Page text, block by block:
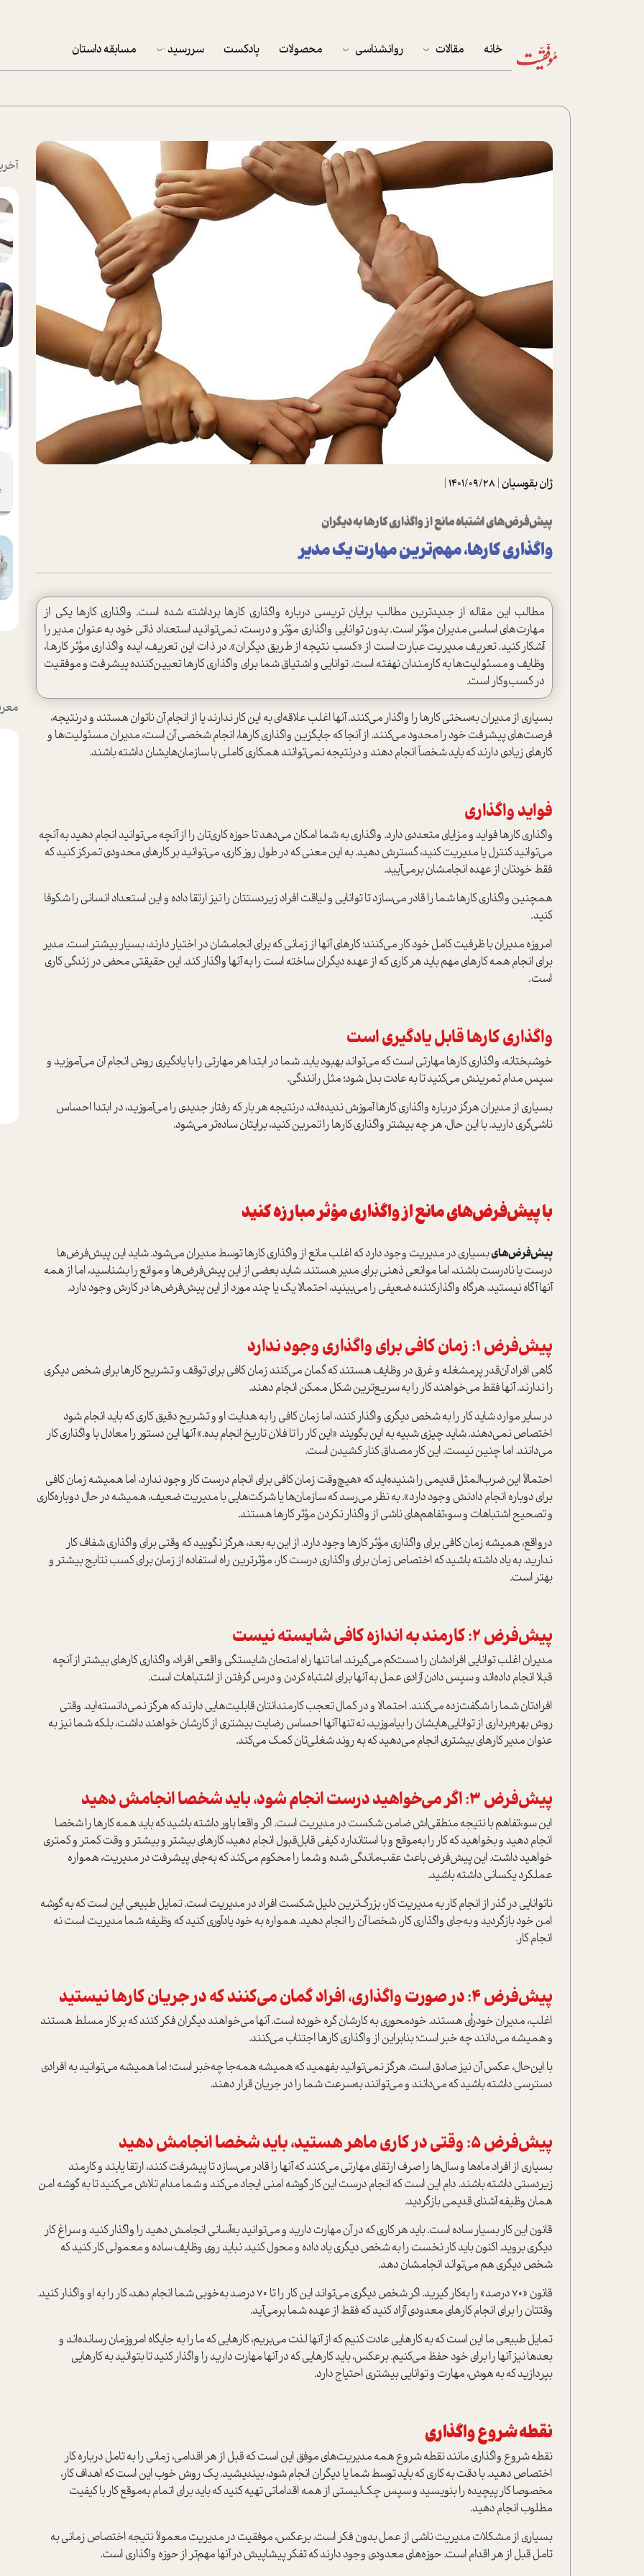
خانه مقالات
پرونده ویژه
زندگی
پلاس
تحلیل فیلم
شیوانا
داستان
روانشناسی محصولات پادکست سررسید
پکيج نوروزي موفقيت
تقویم رومیزی
تقویم دیواری
مسابقه داستان
ژان بقوسيان |
1401/09/28
|
پيش‌فرض‌هاي اشتباه مانع از واگذاری کارها به دیگران
واگذاری کارها، مهم‌ترین مهارت یک مدیر
مطالب این مقاله از جدیدترین مطالب برایان تریسی درباره واگذاری کارها برداشته شده است. واگذاری کارها یکی از
مهارت‌های اساسی مدیران مؤثر است. بدون توانایی واگذاری مؤثر و درست، نمی‌توانید استعداد ذاتی خود به عنوان مدیر را
آشکار کنید. تعریف مدیریت عبارت است از «کسب نتیجه از طریق دیگران». در ذات این تعریف، ایده واگذاری مؤثر کارها،
وظایف و مسئولیت‌ها به کارمندان نهفته است. توانایی و اشتیاق شما برای واگذاری کارها تعیین‌کننده پیشرفت و موفقیت
در کسب‌وکار است.
بسیاری از مدیران به‌سختی کارها را واگذار می‌کنند. آنها اغلب علاقه‌ای به این کار ندارند یا از انجام آن ناتوان هستند و درنتیجه،
فرصت‌های پیشرفت خود را محدود می‌کنند. از آنجا که جایگزین واگذاری کارها، انجام شخصی آن است، مدیران مسئولیت‌ها و
کارهای زیادی دارند که باید شخصاً انجام دهند و درنتیجه نمی‌توانند همکاری کاملی با سازمان‌هایشان داشته باشند.
فواید واگذاری
واگذاری کارها فواید و مزایای متعددی دارد. واگذاری به شما امکان می‌دهد تا حوزه کاری‌تان را از آنچه می‌توانید انجام دهید به آنچه
می‌توانید کنترل یا مدیریت کنید، گسترش دهید. به این معنی که در طول روز کاری، می‌توانید بر کارهای محدودی تمرکز کنید که
فقط خودتان از عهده انجامشان برمی‌آیید.
همچنین واگذاری کارها شما را قادر می‌سازد تا توانایی و لیاقت افراد زیردستتان را نیز ارتقا داده و این استعداد انسانی را شکوفا
کنید.
امروزه مدیران با ظرفیت کامل خود کار می‌کنند؛ کارهای آنها از زمانی که برای انجامشان در اختیار دارند، بسیار بیشتر است. مدیر
برای انجام همه کارهای مهم باید هر کاری که از عهده دیگران ساخته است را به آنها واگذار کند. این حقیقتی محض در زندگی کاری
است.
واگذاری کارها قابل یادگیری است
خوشبختانه، واگذاری کارها مهارتی است که می‌تواند بهبود یابد. شما در ابتدا هر مهارتی را با یادگیری روش انجام آن می‌آموزید و
سپس مدام تمرینش می‌کنید تا به عادت بدل شود؛ مثل رانندگی.
بسیاری از مدیران هرگز درباره واگذاری کارها آموزش ندیده‌اند، درنتیجه هر بار که رفتار جدیدی را می‌آموزید، در ابتدا احساس
ناشی‌گری دارید. با این حال، هر چه بیشتر واگذاری کارها را تمرین کنید، برایتان ساده‌تر می‌شود.
با پيش‌فرض‌های مانع از واگذاری مؤثر مبارزه کنید
پيش‌فرض‌هایبسیاری در مدیریت وجود دارد که اغلب مانع از واگذاری کارها توسط مدیران می‌شود. شاید این پيش‌فرض‌ها
درست یا نادرست باشند، اما موانعی ذهنی برای مدیر هستند. شاید بعضی از این پيش‌فرض‌ها و موانع را بشناسید، اما از همه
آنها آگاه نیستید. هرگاه واگذارکننده ضعیفی را می‌بینید، احتمالا یک یا چند مورد از این پيش‌فرض‌ها در کارش وجود دارد.
پيش‌فرض 1: زمان کافی برای واگذاری وجود ندارد
گاهی افراد آن‌قدر پرمشغله و غرق در وظایف هستند که گمان می‌کنند زمان کافی برای توقف و تشریح کارها برای شخص دیگری
را ندارند. آنها فقط می‌خواهند کار را به سریع‌ترین شکل ممکن انجام دهند.
در سایر موارد شاید کار را به شخص دیگری واگذار کنند، اما زمان کافی را به هدایت او و تشریح دقیق کاری که باید انجام شود
اختصاص نمی‌دهند. شاید چیزی شبیه به این بگویند «این کار را تا فلان تاریخ انجام بده.» آنها این دستور را معادل با واگذاری کار
می‌دانند. اما چنین نیست. این کار مصداق کنار کشیدن است.
احتمالاً این ضرب‌المثل قدیمی را شنیده‌اید که «هیچ‌وقت زمان کافی برای انجام درست کار وجود ندارد، اما همیشه زمان کافی
برای دوباره انجام دادنش وجود دارد». به نظر می‌رسد که سازمان‌ها یا شرکت‌هایی با مدیریت ضعیف، همیشه در حال دوباره‌کاری
و تصحیح اشتباهات و سوءتفاهم‌های ناشی از واگذار نکردن مؤثر کارها هستند.
درواقع، همیشه زمان کافی برای واگذاری مؤثر کارها وجود دارد. از این به بعد، هرگز نگویید که وقتی برای واگذاری شفاف کار
ندارید. به یاد داشته باشید که اختصاص زمان برای واگذاری درست کار، مؤثرترین راه استفاده از زمان برای کسب نتایج بیشتر و
بهتر است.
پيش‌فرض 2: کارمند به اندازه کافی شایسته نیست
مدیران اغلب توانایی افرادشان را دست‌کم می‌گیرند. اما تنها راه امتحان شایستگی واقعی افراد، واگذاری کارهای بیشتر از آنچه
قبلا انجام داده‌اند و سپس دادن آزادی عمل به آنها برای اشتباه کردن و درس گرفتن از اشتباهات است.
افرادتان شما را شگفت‌زده می‌کنند. احتمالا و در کمال تعجب کارمندانتان قابلیت‌هایی دارند که هرگز نمی‌دانسته‌اید. وقتی
روش بهره‌برداری از توانایی‌هایشان را بیاموزید، نه تنها آنها احساس رضایت بیشتری از کارشان خواهند داشت، بلکه شما نیز به
عنوان مدیر کارهای بیشتری انجام می‌دهید که به روند شغلی‌تان کمک می‌کند.
پيش‌فرض 3: اگر می‌خواهید درست انجام شود، باید شخصا انجامش دهید
این سوءتفاهم با نتیجه منطقی‌اش ضامن شکست در مدیریت است. اگر واقعا باور داشته باشید که باید همه کارها را شخصا
انجام دهید و بخواهید که کار را به‌موقع و با استاندارد کیفی قابل‌قبول انجام دهید، کارهای بیشتر و بیشتر و وقت کمتر و کمتری
خواهید داشت. این پيش‌فرض باعث عقب‌ماندگی شده و شما را محکوم می‌کند که به‌جای پیشرفت در مدیریت، همواره
عملکرد یکسانی داشته باشید.
ناتوانایی در گذر از انجام کار به مدیریت کار، بزرگ‌ترین دلیل شکست افراد در مدیریت است. تمایل طبیعی این است که به گوشه
امن خود بازگردید و به‌جای واگذاری کار، شخصا آن را انجام دهید. همواره به خود یادآوری کنید که وظیفه شما مدیریت است نه
انجام کار.
پيش‌فرض 4: در صورت واگذاری، افراد گمان می‌کنند که در جریان کارها نیستید
اغلب، مدیران خودرأی هستند. خودمحوری به کارشان گره خورده است. آنها می‌خواهند دیگران فکر کنند که بر کار مسلط هستند
و همیشه می‌دانند چه خبر است؛ بنابراین از واگذاری کارها اجتناب می‌کنند.
با این‌حال، عکس آن نیز صادق است. هرگز نمی‌توانید بفهمید که همیشه همه‌جا چه‌خبر است؛ اما همیشه می‌توانید به افرادی
دسترسی داشته باشید که می‌دانند و می‌توانند به‌سرعت شما را در جریان قرار دهند.
پيش‌فرض 5: وقتی در کاری ماهر هستید، باید شخصا انجامش دهید
بسیاری از افراد ماه‌ها و سال‌ها را صرف ارتقای مهارتی می‌کنند که آنها را قادر می‌سازد تا پیشرفت کنند، ارتقا یابند و کارمند
زیردستی داشته باشند. دام این است که انجام درست این کار گوشه امنی ایجاد می‌کند و شما مدام تلاش می‌کنید تا به گوشه امن
همان وظیفه آشنای قدیمی بازگردید.
قانون این‌ کار بسیار ساده است. باید هر کاری که در آن مهارت دارید و می‌توانید به‌آسانی انجامش دهید را واگذار کنید و سراغ کار
دیگری بروید. اکنون باید کار نخست را به شخص دیگری یاد داده و محول کنید. نباید روی وظایف ساده و معمولی کار کنید که
شخص دیگری هم می‌تواند انجامشان دهد.
قانون «70 درصد» را به‌‌کار گیرید. اگر شخص دیگری می‌تواند این کار را تا 70 درصد به‌خوبی شما انجام دهد، کار را به او واگذار کنید.
وقتتان را برای انجام کارهای معدودی آزاد کنید که فقط از عهده شما برمی‌آید.
تمایل طبیعی ما این است که به کارهایی عادت کنیم که از آنها لذت می‌بریم، کارهایی که ما را به جایگاه امروزمان رسانده‌اند و
بعدها نیز آنها را برای خود حفظ می‌کنیم. برعکس، باید کارهایی که در آنها مهارت دارید را واگذار کنید تا بتوانید به کارهایی
بپردازید که به هوش، مهارت و توانایی بیشتری احتیاج دارد.
نقطه شروع واگذاری
نقطه شروع واگذاری مانند نقطه شروع همه مدیریت‌های موفق این است که قبل از هر اقدامی، زمانی را به تامل درباره کار
اختصاص دهید. با دقت به کاری که باید توسط شما یا دیگران انجام شود، بیندیشید. یک روش خوب این است که اهداف کار،
مخصوصا کار پیچیده را بنویسید و سپس چک‌لیستی از همه اقداماتی تهیه کنید که باید برای اتمام به‌موقع کار با کیفیت
مطلوب انجام دهید.
بسیاری از مشکلات مدیریت ناشی از عمل بدون فکر است. برعکس، موفقیت در مدیریت معمولاً نتیجه اختصاص زمانی به
تامل قبل از هر اقدام است. حوزه‌های معدودی وجود دارند که تفکر پیشاپیش در آنها مهم‌تر از حوزه واگذاری است.